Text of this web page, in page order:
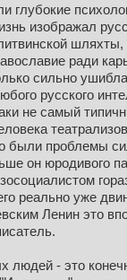
глубокие
изображал
шляхты,
ради
сильно
русского
не самый
были проблемы
он юродивого
реально уже
Ленин это
людей - это